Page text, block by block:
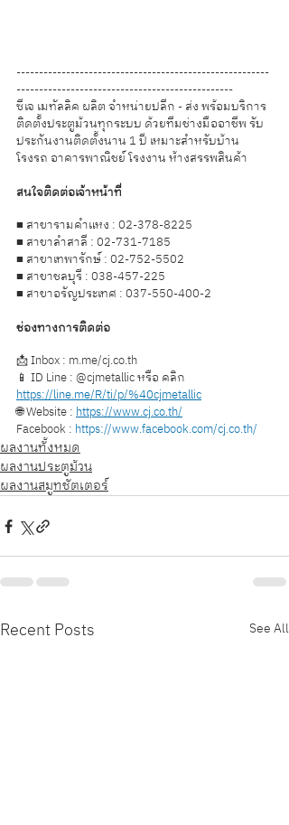
--------------------------------------------------------
------------------------------------------------
ซีเจ เมทัลลิค ผลิต จำหน่ายปลีก - ส่ง พร้อมบริการ
ติดตั้งประตูม้วนทุกระบบ ด้วยทีมช่างมืออาชีพ รับ
ประกันงานติดตั้งนาน 1 ปี เหมาะสำหรับบ้าน
โรงรถ อาคารพาณิชย์ โรงงาน ห้างสรรพสินค้า
สนใจติดต่อเจ้าหน้าที่
■ สาขารามคำแหง : 02-378-8225
■ สาขาลำสาลี : 02-731-7185
■ สาขาเทพารักษ์ : 02-752-5502
■ สาขาชลบุรี : 038-457-225
■ สาขาอรัญประเทศ : 037-550-400-2
ช่องทางการติดต่อ
📩 Inbox : m.me/cj.co.th
📱 ID Line : @cjmetallic หรือ คลิก
https://line.me/R/ti/p/%40cjmetallic
🌐 Website : https://www.cj.co.th/
Facebook : https://www.facebook.com/cj.co.th/
ผลงานทั้งหมด
ผลงานประตูม้วน
ผลงานสมูทชัตเตอร์
Recent Posts See All